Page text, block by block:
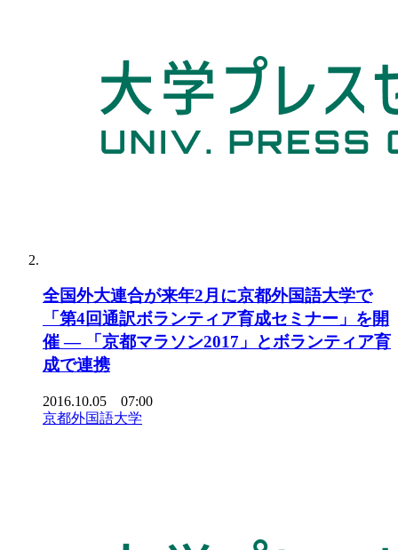
全国外大連合が来年2月に京都外国語大学で
「第4回通訳ボランティア育成セミナー」を開
催 — 「京都マラソン2017」とボランティア育
成で連携
2016.10.05 07:00
京都外国語大学